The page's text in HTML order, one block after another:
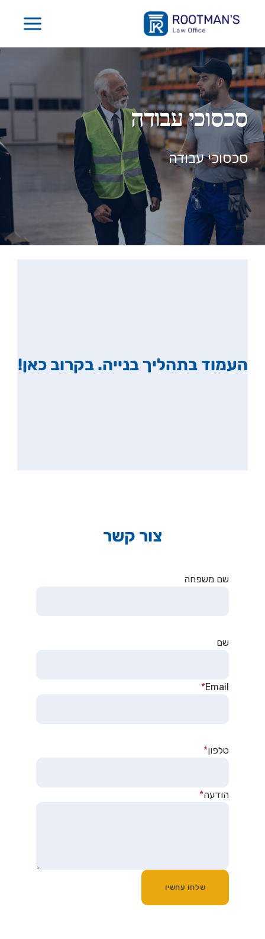
סכסוכי עבודה
סכסוכי עבודה
העמוד בתהליך בנייה. בקרוב כאן!
צור קשר
שם משפחה
שם
Email
*
טלפון*
הודעה*
שלחו עחשיו